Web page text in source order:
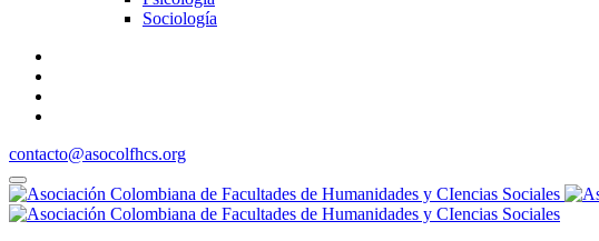
Sociología
contacto@asocolfhcs.org